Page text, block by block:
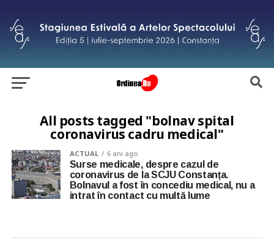
All posts tagged "bolnav spital
coronavirus cadru medical"
ACTUAL 6 ani ago
Surse medicale, despre cazul de
coronavirus de la SCJU Constanța.
Bolnavul a fost în concediu medical, nu a
intrat în contact cu multă lume